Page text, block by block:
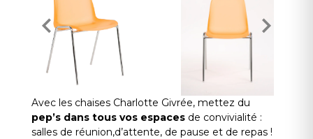
Avec les chaises Charlotte Givrée, mettez du
pep’s dans tous vos espacesde convivialité :
salles de réunion,d’attente, de pause et de repas !